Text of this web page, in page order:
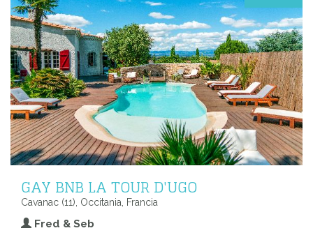
GAY BNB LA TOUR D'UGO
Cavanac (11), Occitania, Francia
Fred & Seb